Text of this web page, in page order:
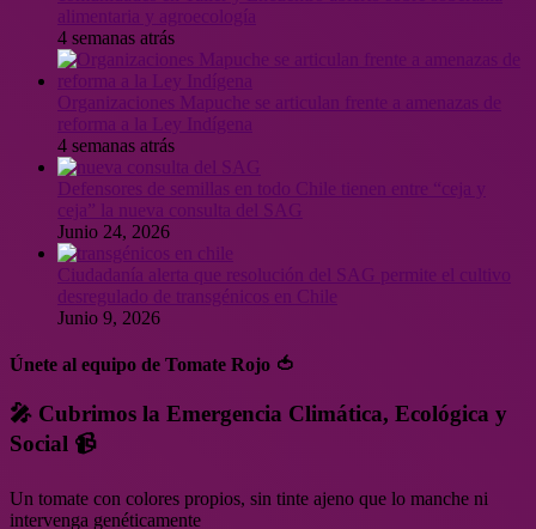
4 semanas atrás
Organizaciones Mapuche se articulan frente a amenazas de
4 semanas atrás
Junio 24, 2026
Ciudadanía alerta que resolución del SAG permite el cultivo
desregulado de transgénicos en Chile
Junio 9, 2026
Únete al equipo de Tomate Rojo 🍅
🎤 Cubrimos la Emergencia Climática, Ecológica y
Social 📹
Un tomate con colores propios, sin tinte ajeno que lo manche ni
intervenga genéticamente